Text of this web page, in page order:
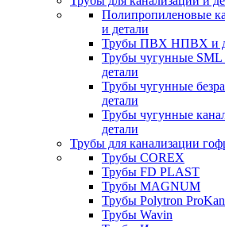
Полипропиленовые
и детали
Трубы ПВХ НПВХ и
Трубы чугунные SML
детали
Трубы чугунные
детали
Трубы чугунные
детали
Трубы для канализации
Трубы COREX
Трубы FD PLAST
Трубы MAGNUM
Трубы Polytron ProKan
Трубы Wavin